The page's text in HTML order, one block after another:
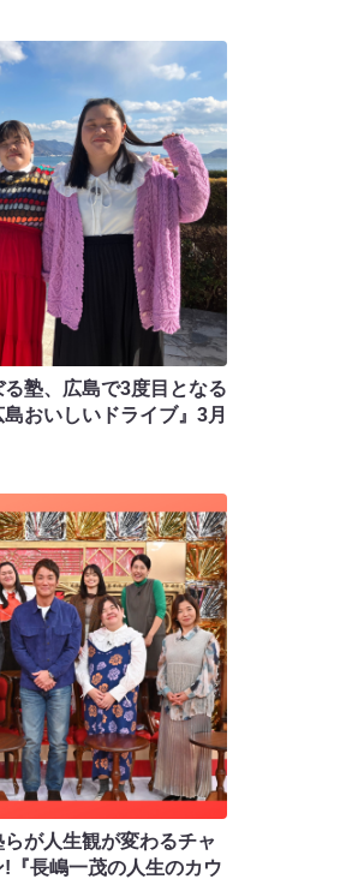
塾、広島で3度目となる
おいしいドライブ』3月
が人生観が変わるチャ
『長嶋一茂の人生のカウ